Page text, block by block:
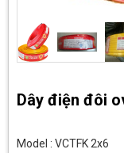
Dây điện đôi
Model : VCTFK 2x6